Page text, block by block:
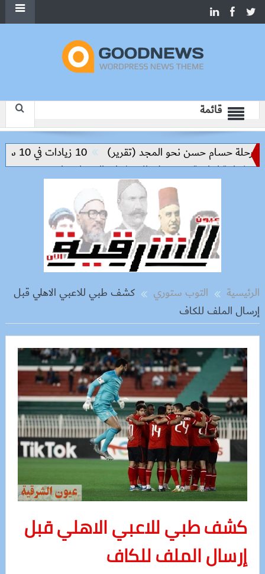
قائمة
حسام حسن نحو المجد (تقرير)
10 زيادات في 10 سنوات.. هل حان الوقت لرفع دعم البنزين نهائيا؟
ترتكز على الاستثمار والتكنولوجيا
الرئيسية التوب ستوري
كشف طبي للاعبي الاهلي قبل
إرسال الملف للكاف
كشف طبي للاعبي الاهلي قبل
إرسال الملف للكاف